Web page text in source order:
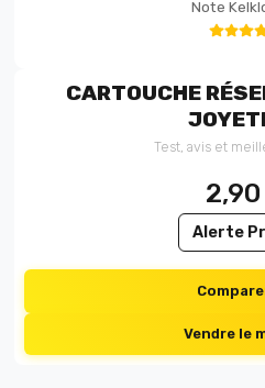
Note
CARTOUCHE
Test, avis et
2,90
Alerte
Vendre le